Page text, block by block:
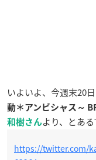
いよいよ、今週末20
動＊アンビシャス～
和樹さんより、とあ
https://twitter.com/